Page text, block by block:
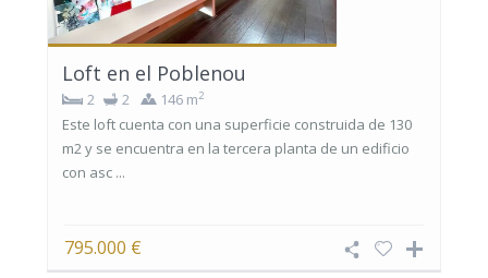
Loft en el Poblenou
2 2 146 m2
Este loft cuenta con una superficie construida de 130
m2 y se encuentra en la tercera planta de un edificio
con asc ...
795.000 €